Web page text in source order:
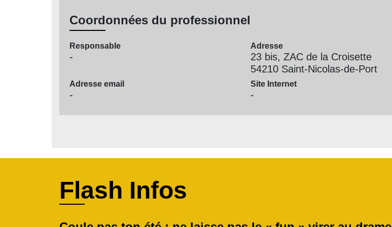
Coordonnées du professionnel
Responsable
-
Adresse
23 bis, ZAC de la Croisette
54210 Saint-Nicolas-de-Port
Adresse email
-
Site Internet
-
Flash Infos